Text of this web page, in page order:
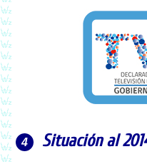
Situación al